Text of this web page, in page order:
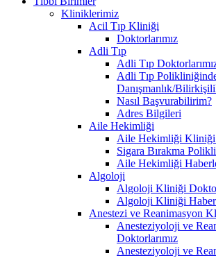
Kliniklerimiz
Acil Tıp Kliniği
Doktorlarımız
Adli Tıp
Adli Tıp
Adli Tıp
Danışmanlık/
Nasıl Başvurabilirim?
Adres Bilgileri
Aile Hekimliği
Aile Hekimliği Kliniği
Sigara Bırakma
Aile Hekimliği
Algoloji
Algoloji Kliniği
Algoloji Kliniği
Anestezi ve Reanimasyon
Anesteziyoloji ve
Doktorlarımız
Anesteziyoloji ve